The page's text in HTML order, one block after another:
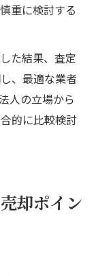
重に検討する
た結果、査定
、最適な業者
人の立場から
的に比較検討
却ポイン